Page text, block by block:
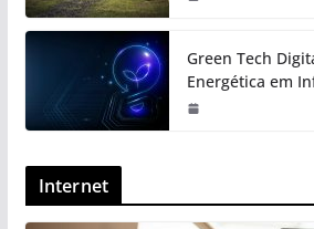
Green Tech
Energética em
Internet